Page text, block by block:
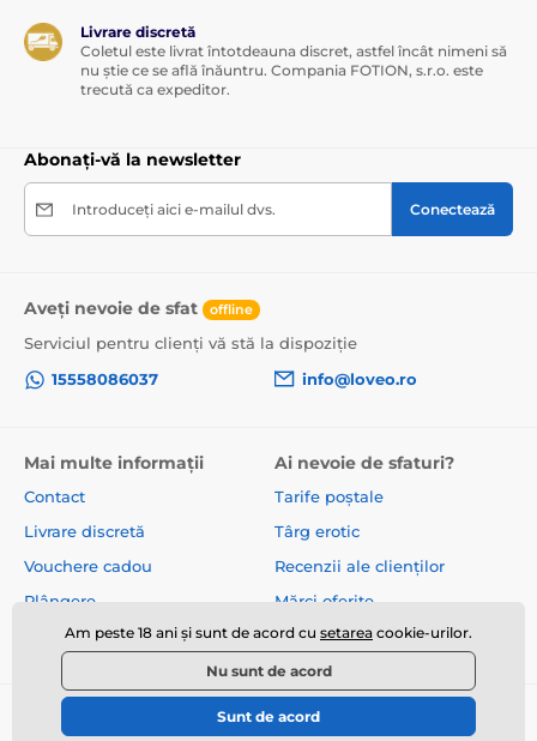
Livrare discretă
Coletul este livrat întotdeauna discret, astfel încât nimeni să
nu știe ce se află înăuntru. Compania FOTION, s.r.o. este
trecută ca expeditor.
Abonați-vă la newsletter
Introduceți aici e-mailul dvs. Conectează
Aveți nevoie de sfat offline
Serviciul pentru clienți vă stă la dispoziție
15558086037
info@loveo.ro
Mai multe informații
Contact
Livrare discretă
Vouchere cadou
Plângere
Despre noi
Ai nevoie de sfaturi?
Tarife poștale
Târg erotic
Recenzii ale clienților
Mărci oferite
Termeni și condiții
© 2026 www.loveo.ro ⦁ E-shop creat de
Am peste 18 ani și sunt de acord cu setarea cookie-urilor.
Nu sunt de acord
Sunt de acord